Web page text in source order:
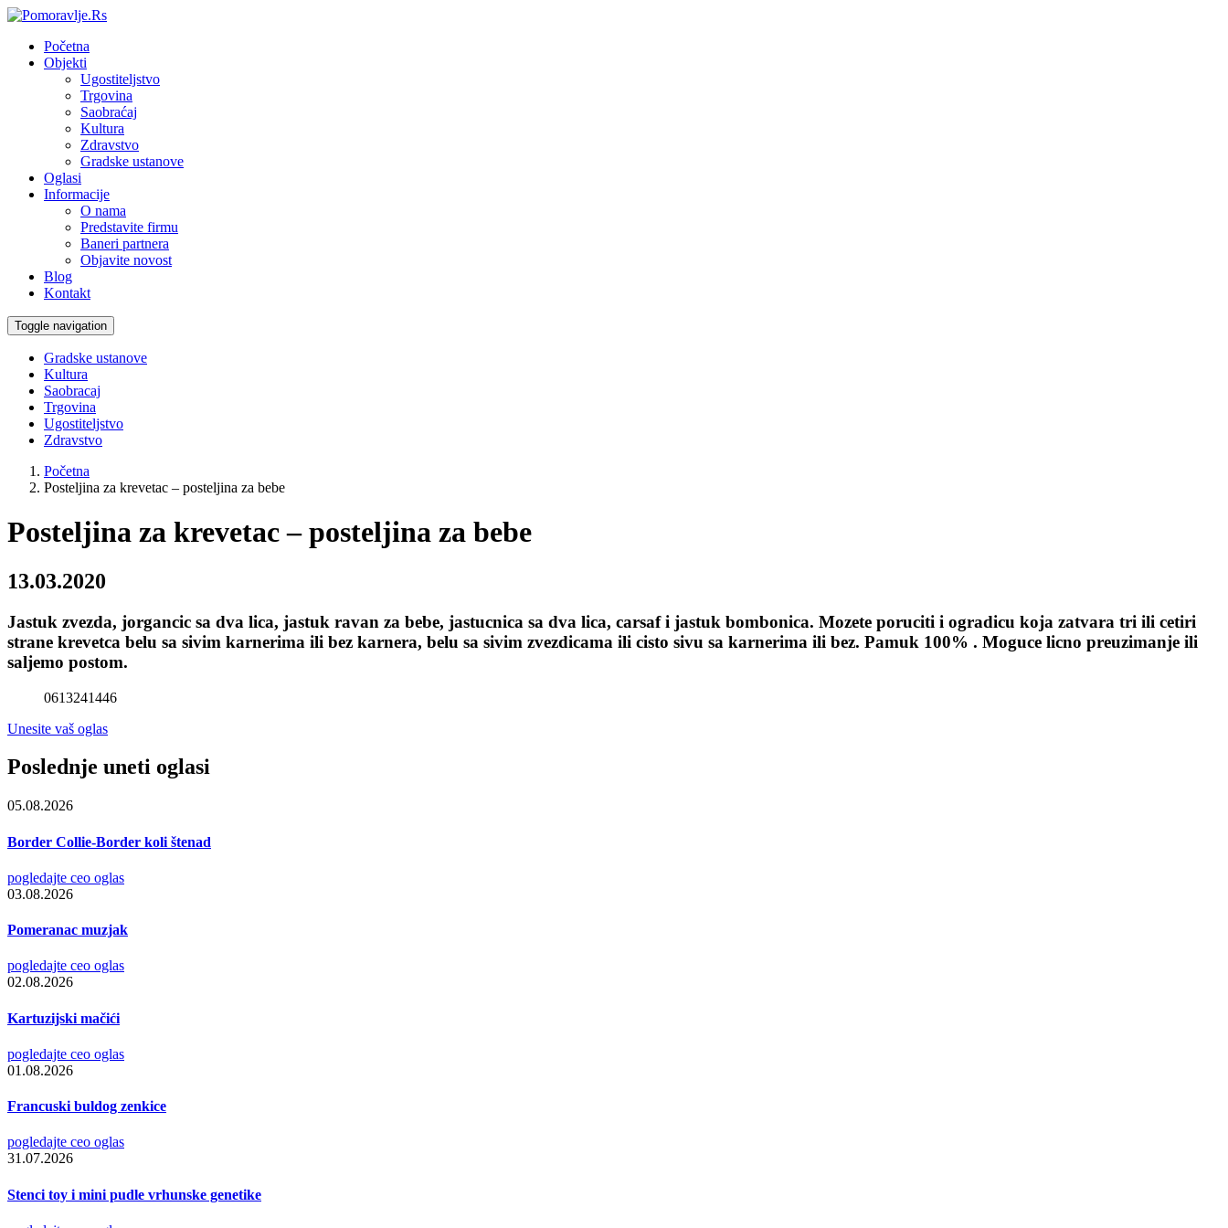
Početna
Objekti
Ugostiteljstvo
Trgovina
Saobraćaj
Kultura
Zdravstvo
Gradske ustanove
Oglasi
Informacije
O nama
Predstavite firmu
Baneri partnera
Objavite novost
Blog
Kontakt
Toggle navigation
Gradske ustanove
Kultura
Saobracaj
Trgovina
Ugostiteljstvo
Zdravstvo
Početna
Posteljina za krevetac – posteljina za bebe
Posteljina za krevetac – posteljina za bebe
13.03.2020
Jastuk zvezda, jorgancic sa dva lica, jastuk ravan za bebe, jastucnica sa dva lica, carsaf i jastuk bombonica. Mozete poruciti i ogradicu koja zatvara tri ili cetiri
strane krevetca belu sa sivim karnerima ili bez karnera, belu sa sivim zvezdicama ili cisto sivu sa karnerima ili bez. Pamuk 100% . Moguce licno preuzimanje ili
saljemo postom.
0613241446
Unesite vaš oglas
Poslednje uneti oglasi
05.08.2026
Border Collie-Border koli štenad
pogledajte ceo oglas
03.08.2026
Pomeranac muzjak
pogledajte ceo oglas
02.08.2026
Kartuzijski mačići
pogledajte ceo oglas
01.08.2026
Francuski buldog zenkice
pogledajte ceo oglas
31.07.2026
Stenci toy i mini pudle vrhunske genetike